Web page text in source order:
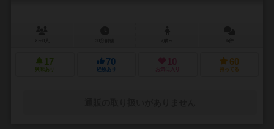
17
興味あり
70
経験あり
10
お気に入り
60
持ってる